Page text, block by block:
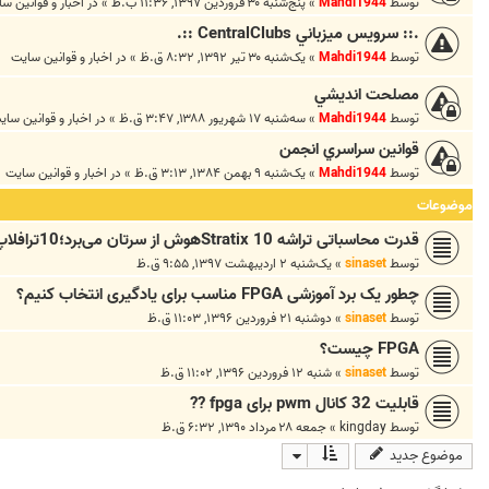
.:: سرويس ميزباني CentralClubs ::.
توسطMahdi1944
»یک‌شنبه ۳۰ تیر ۱۳۹۲, ۸:۳۲ ق.ظ » در اخبار و قوانين سايت
مصلحت انديشي
توسطMahdi1944
»سه‌شنبه ۱۷ شهریور ۱۳۸۸, ۳:۴۷ ق.ظ » در اخبار و قوانين
قوانين سراسري انجمن
توسطMahdi1944
»یک‌شنبه ۹ بهمن ۱۳۸۴, ۳:۱۳ ق.ظ » در اخبار و قوانين سايت
موضوعات
قدرت محاسباتی تراشه Stratix 10هوش از سرتان می‌برد؛10ترافلاپ!
توسطsinaset
»یک‌شنبه ۲ اردیبهشت ۱۳۹۷, ۹:۵۵ ق.ظ
چطور یک برد آموزشی FPGA مناسب برای یادگیری انتخاب کنیم؟
توسطsinaset
» دوشنبه ۲۱ فروردین ۱۳۹۶, ۱۱:۰۳ ق.ظ
FPGA چیست؟
توسطsinaset
»شنبه ۱۲ فروردین ۱۳۹۶, ۱۱:۰۲ ق.ظ
قابلیت 32 کانال pwm برای fpga ??
توسطkingday
»جمعه ۲۸ مرداد ۱۳۹۰, ۶:۳۲ ق.ظ
موضوع جدید